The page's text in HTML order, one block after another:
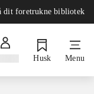
dit foretrukne bibliotek
Husk Menu